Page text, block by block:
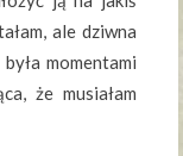
ale dziwna
momentami
że musiałam